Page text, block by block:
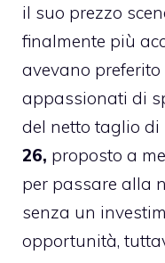
il suo prezzo
finalmente più
avevano preferito
appassionati di
del netto taglio di
26, proposto a
per passare alla
senza un
opportunità,